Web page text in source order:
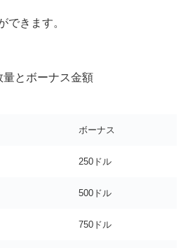
できます。
とボーナス金額
ボーナス
250ドル
500ドル
750ドル